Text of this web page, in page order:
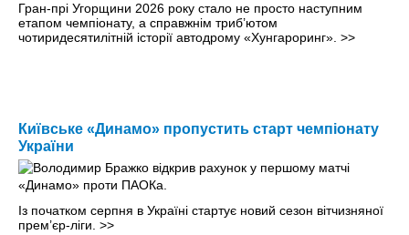
Гран-прі Угорщини 2026 року стало не просто наступним
етапом чемпіонату, а справжнім триб’ютом
чотиридесятилітній історії автодрому «Хунгароринг». >>
Київське «Динамо» пропустить старт чемпіонату
України
Із початком серпня в Україні стартує новий сезон вітчизняної
прем’єр-ліги. >>